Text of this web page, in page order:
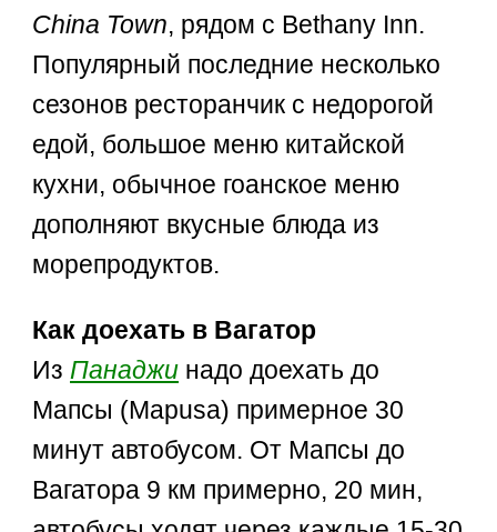
China Town, рядом с Bethany Inn.
Популярный последние несколько
сезонов ресторанчик с недорогой
едой, большое меню китайской
кухни, обычное гоанское меню
дополняют вкусные блюда из
морепродуктов.
Как доехать в Вагатор
Из Панаджи надо доехать до
Мапсы (Mapusa) примерное 30
минут автобусом. От Мапсы до
Вагатора 9 км примерно, 20 мин,